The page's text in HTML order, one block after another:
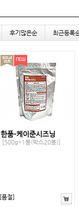
후기많은순 최근등록
한품-케이준시즈닝
[500g*1봉(박스20봉)]
[품절]